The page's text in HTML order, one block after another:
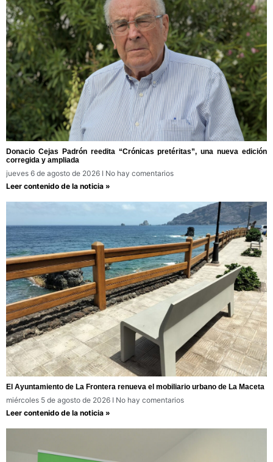
Donacio Cejas Padrón reedita “Crónicas pretéritas”, una nueva edición
corregida y ampliada
jueves 6 de agosto de 2026
No hay comentarios
Leer contenido de la noticia »
El Ayuntamiento de La Frontera renueva el mobiliario urbano de La Maceta
miércoles 5 de agosto de 2026
No hay comentarios
Leer contenido de la noticia »